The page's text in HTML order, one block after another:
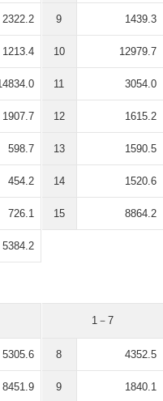
2322.2
1213.4
1907.7
598.7
454.2
726.1
5384.2
9 1439.3
10 12979.7
11 3054.0
12 1615.2
13 1590.5
14 1520.6
15 8864.2
5305.6
8451.9
1－7
8 4352.5
9 1840.1